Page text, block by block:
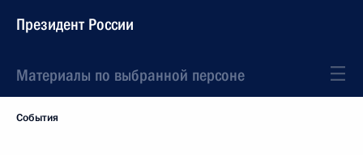
Президент России
Материалы по выбранной персоне
События